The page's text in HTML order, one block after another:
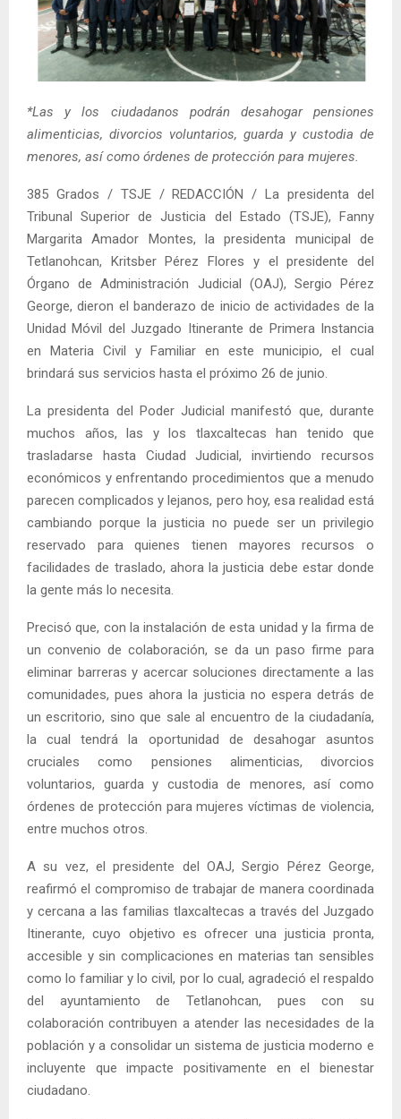
*Las y los ciudadanos podrán desahogar pensiones
alimenticias, divorcios voluntarios, guarda y custodia de
menores, así como órdenes de protección para mujeres.
385 Grados / TSJE / REDACCIÓN / La presidenta del
Tribunal Superior de Justicia del Estado (TSJE), Fanny
Margarita Amador Montes, la presidenta municipal de
Tetlanohcan, Kritsber Pérez Flores y el presidente del
Órgano de Administración Judicial (OAJ), Sergio Pérez
George, dieron el banderazo de inicio de actividades de la
Unidad Móvil del Juzgado Itinerante de Primera Instancia
en Materia Civil y Familiar en este municipio, el cual
brindará sus servicios hasta el próximo 26 de junio.
La presidenta del Poder Judicial manifestó que, durante
muchos años, las y los tlaxcaltecas han tenido que
trasladarse hasta Ciudad Judicial, invirtiendo recursos
económicos y enfrentando procedimientos que a menudo
parecen complicados y lejanos, pero hoy, esa realidad está
cambiando porque la justicia no puede ser un privilegio
reservado para quienes tienen mayores recursos o
facilidades de traslado, ahora la justicia debe estar donde
la gente más lo necesita.
Precisó que, con la instalación de esta unidad y la firma de
un convenio de colaboración, se da un paso firme para
eliminar barreras y acercar soluciones directamente a las
comunidades, pues ahora la justicia no espera detrás de
un escritorio, sino que sale al encuentro de la ciudadanía,
la cual tendrá la oportunidad de desahogar asuntos
cruciales como pensiones alimenticias, divorcios
voluntarios, guarda y custodia de menores, así como
órdenes de protección para mujeres víctimas de violencia,
entre muchos otros.
A su vez, el presidente del OAJ, Sergio Pérez George,
reafirmó el compromiso de trabajar de manera coordinada
y cercana a las familias tlaxcaltecas a través del Juzgado
Itinerante, cuyo objetivo es ofrecer una justicia pronta,
accesible y sin complicaciones en materias tan sensibles
como lo familiar y lo civil, por lo cual, agradeció el respaldo
del ayuntamiento de Tetlanohcan, pues con su
colaboración contribuyen a atender las necesidades de la
población y a consolidar un sistema de justicia moderno e
incluyente que impacte positivamente en el bienestar
ciudadano.